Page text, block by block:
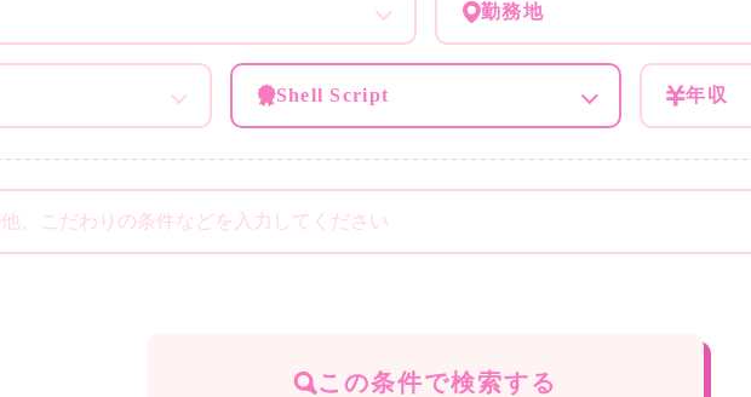
勤務地
Shell Script 年収
この条件で検索する